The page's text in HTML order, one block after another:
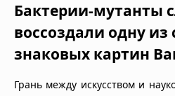
Бактерии-мутанты
воссоздали одну
знаковых картин
Грань между искусством и